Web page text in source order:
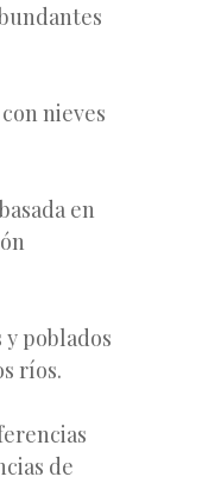
nieves
en
y poblados
ríos.
de